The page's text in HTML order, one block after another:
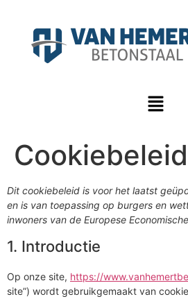
Dit cookiebeleid is voor het laatst
en is van toepassing op burgers en
inwoners van de Europese
1. Introductie
Op onze site, https://
site”) wordt gebruikgemaakt van